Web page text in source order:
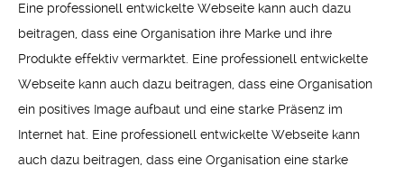
Eine professionell entwickelte Webseite kann auch dazu
beitragen, dass eine Organisation ihre Marke und ihre
Produkte effektiv vermarktet. Eine professionell entwickelte
Webseite kann auch dazu beitragen, dass eine Organisation
ein positives Image aufbaut und eine starke Präsenz im
Internet hat. Eine professionell entwickelte Webseite kann
auch dazu beitragen, dass eine Organisation eine starke